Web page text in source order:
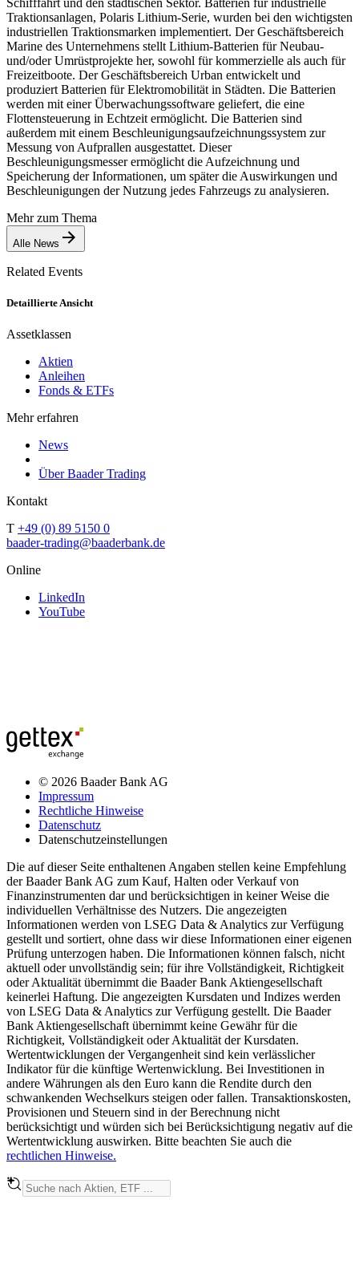
Traktionsanlagen, Polaris Lithium-Serie, wurden bei den wichtigsten
industriellen Traktionsmarken implementiert. Der Geschäftsbereich
Marine des Unternehmens stellt Lithium-Batterien für Neubau-
und/oder Umrüstprojekte her, sowohl für kommerzielle als auch für
Freizeitboote. Der Geschäftsbereich Urban entwickelt und
produziert Batterien für Elektromobilität in Städten. Die Batterien
werden mit einer Überwachungssoftware geliefert, die eine
Flottensteuerung in Echtzeit ermöglicht. Die Batterien sind
außerdem mit einem Beschleunigungsaufzeichnungssystem zur
Messung von Aufprallen ausgestattet. Dieser
Beschleunigungsmesser ermöglicht die Aufzeichnung und
Speicherung der Informationen, um später die Auswirkungen und
Beschleunigungen der Nutzung jedes Fahrzeugs zu analysieren.
Mehr zum Thema
Alle News
Related Events
Detaillierte Ansicht
Assetklassen
Aktien
Anleihen
Fonds & ETFs
Mehr erfahren
News
Über Baader Trading
Kontakt
T +49 (0) 89 5150 0
baader-trading@baaderbank.de
Online
LinkedIn
YouTube
© 2026 Baader Bank AG
Impressum
Rechtliche Hinweise
Datenschutz
Datenschutzeinstellungen
Die auf dieser Seite enthaltenen Angaben stellen keine Empfehlung
der Baader Bank AG zum Kauf, Halten oder Verkauf von
Finanzinstrumenten dar und berücksichtigen in keiner Weise die
individuellen Verhältnisse des Nutzers. Die angezeigten
Informationen werden von LSEG Data & Analytics zur Verfügung
gestellt und sortiert, ohne dass wir diese Informationen einer eigenen
Prüfung unterzogen haben. Die Informationen können falsch, nicht
aktuell oder unvollständig sein; für ihre Vollständigkeit, Richtigkeit
oder Aktualität übernimmt die Baader Bank Aktiengesellschaft
keinerlei Haftung. Die angezeigten Kursdaten und Indizes werden
von LSEG Data & Analytics zur Verfügung gestellt. Die Baader
Bank Aktiengesellschaft übernimmt keine Gewähr für die
Richtigkeit, Vollständigkeit oder Aktualität der Kursdaten.
Wertentwicklungen der Vergangenheit sind kein verlässlicher
Indikator für die künftige Wertenwicklung. Bei Investitionen in
andere Währungen als den Euro kann die Rendite durch den
schwankenden Wechselkurs steigen oder fallen. Transaktionskosten,
Provisionen und Steuern sind in der Berechnung nicht
berücksichtigt und würden sich bei Berücksichtigung negativ auf die
Wertentwicklung auswirken. Bitte beachten Sie auch die
rechtlichen Hinweise.